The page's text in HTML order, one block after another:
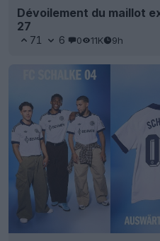
Dévoilement du maillot
27
71 6 0 11K 9h